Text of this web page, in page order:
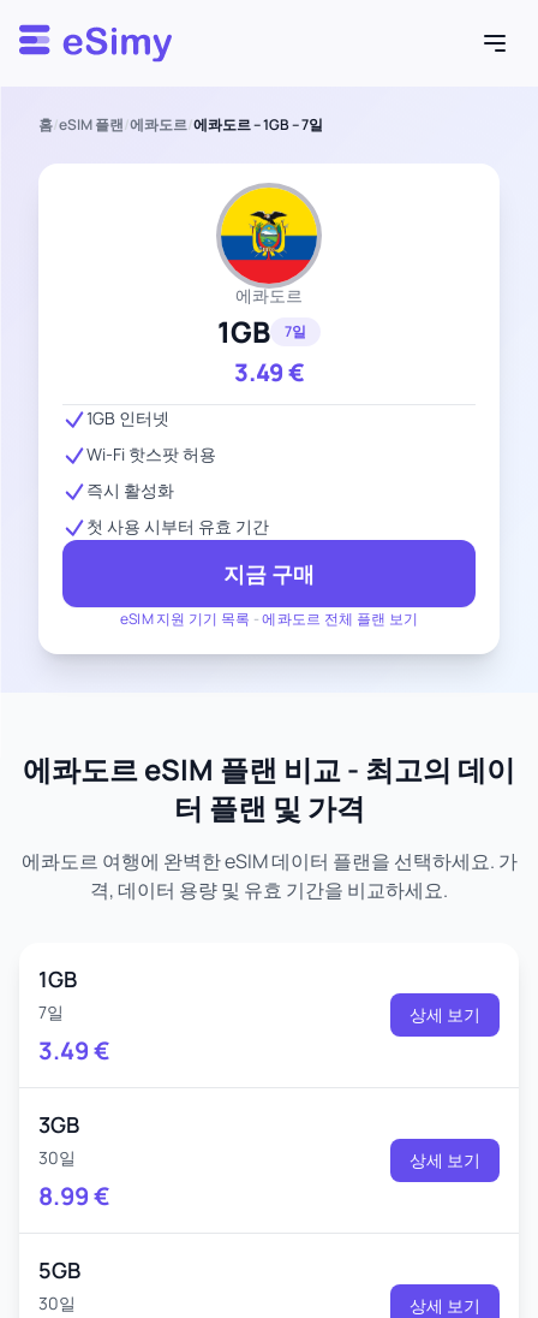
Esimy
홈/eSIM 플랜/에콰도르/에콰도르 – 1GB – 7일
에콰도르
1GB 7일
3.49€
eSIM 지원 기기 목록 -에콰도르 전체 플랜 보기
1GB 인터넷
Wi-Fi 핫스팟 허용
즉시 활성화
첫 사용 시부터 유효 기간
지금 구매
에콰도르 eSIM 플랜 비교 - 최고의 데이
터 플랜 및 가격
에콰도르 여행에 완벽한 eSIM 데이터 플랜을 선택하세요. 가
격, 데이터 용량 및 유효 기간을 비교하세요.
1GB
7일
3.49€
상세 보기
3GB
30일
8.99€
상세 보기
5GB
30일 상세 보기